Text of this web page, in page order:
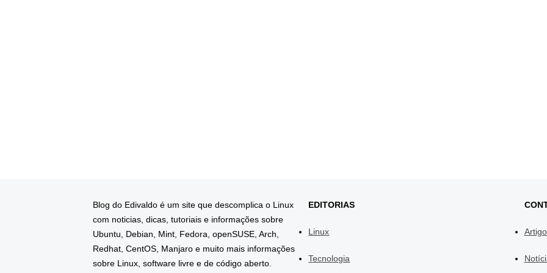
Blog do Edivaldo é um site que descomplica o Linux
com noticias, dicas, tutoriais e informações sobre
Ubuntu, Debian, Mint, Fedora, openSUSE, Arch,
Redhat, CentOS, Manjaro e muito mais informações
sobre Linux, software livre e de código aberto.
EDITORIAS
Linux
Tecnologia